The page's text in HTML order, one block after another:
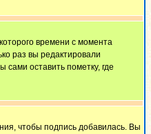
времени с момента
раз вы редактировали
оставить пометку, где
чтобы подпись добавилась. Вы